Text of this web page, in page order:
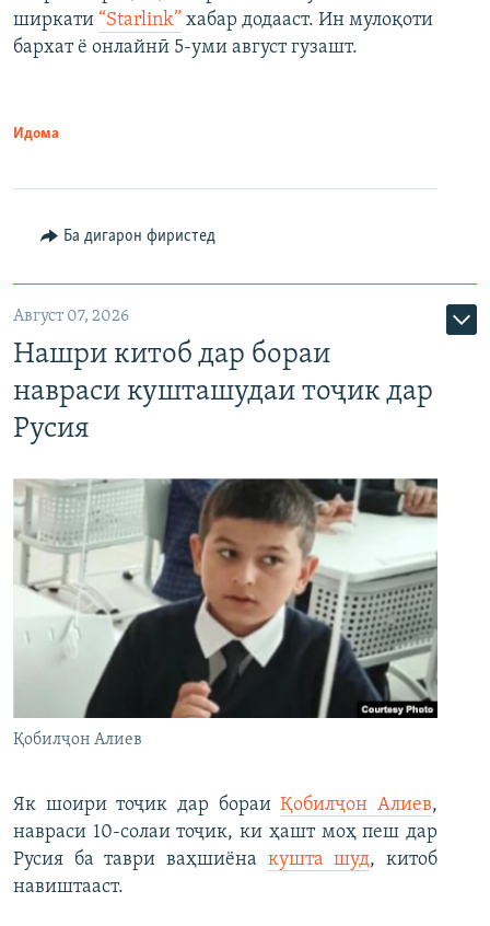
ширкати “Starlink” хабар додааст. Ин мулоқоти
бархат ё онлайнӣ 5-уми август гузашт.
Идома
Ба дигарон фиристед
Август 07, 2026
Нашри китоб дар бораи
навраси кушташудаи тоҷик дар
Русия
Қобилҷон Алиев
Як шоири тоҷик дар бораиҚобилҷон Алиев,
навраси 10-солаи тоҷик, ки ҳашт моҳ пеш дар
Русия ба таври ваҳшиёна кушта шуд, китоб
навиштааст.